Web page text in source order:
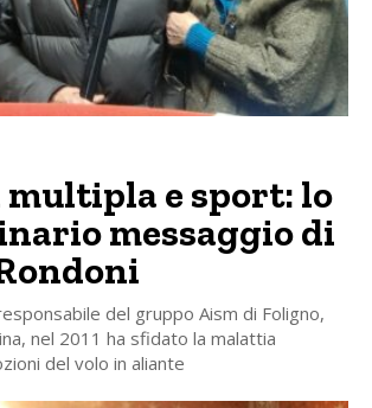
multipla e sport: lo
messaggio di
del gruppo Aism di Foligno,
nel 2011 ha sfidato la malattia
del volo in aliante